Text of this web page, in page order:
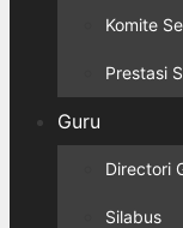
Komite
Prestasi
Guru
Directori
Silabus